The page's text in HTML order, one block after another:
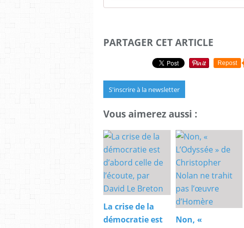
PARTAGER CET ARTICLE
Repost
S'inscrire à la newsletter
Vous aimerez aussi :
La crise de la
démocratie est
Non, «